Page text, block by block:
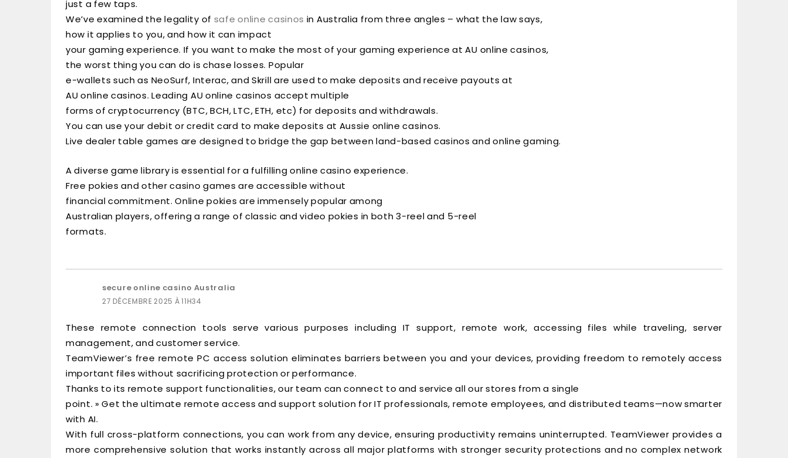
just a few taps.
We’ve examined the legality of safe online casinos in Australia from three angles – what the law says,
how it applies to you, and how it can impact
your gaming experience. If you want to make the most of your gaming experience at AU online casinos,
the worst thing you can do is chase losses. Popular
e-wallets such as NeoSurf, Interac, and Skrill are used to make deposits and receive payouts at
AU online casinos. Leading AU online casinos accept multiple
forms of cryptocurrency (BTC, BCH, LTC, ETH, etc) for deposits and withdrawals.
You can use your debit or credit card to make deposits at Aussie online casinos.
Live dealer table games are designed to bridge the gap between land-based casinos and online gaming.
A diverse game library is essential for a fulfilling online casino experience.
Free pokies and other casino games are accessible without
financial commitment. Online pokies are immensely popular among
Australian players, offering a range of classic and video pokies in both 3-reel and 5-reel
formats.
secure online casino Australia
27 DÉCEMBRE 2025 À 11H34
These remote connection tools serve various purposes including IT support, remote work, accessing files while traveling, server
management, and customer service.
TeamViewer’s free remote PC access solution eliminates barriers between you and your devices, providing freedom to remotely access
important files without sacrificing protection or performance.
Thanks to its remote support functionalities, our team can connect to and service all our stores from a single
point. » Get the ultimate remote access and support solution for IT professionals, remote employees, and distributed teams—now smarter
with AI.
With full cross-platform connections, you can work from any device, ensuring productivity remains uninterrupted. TeamViewer provides a
more comprehensive solution that works instantly across all major platforms with stronger security protections and no complex network